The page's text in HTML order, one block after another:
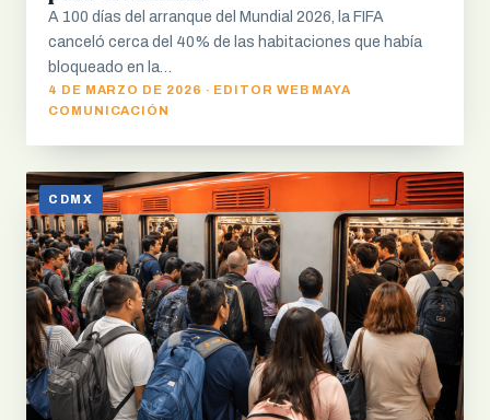
A 100 días del arranque del Mundial 2026, la FIFA
canceló cerca del 40% de las habitaciones que había
bloqueado en la…
4 DE MARZO DE 2026 · EDITOR WEB MAYA
COMUNICACIÓN
CDMX